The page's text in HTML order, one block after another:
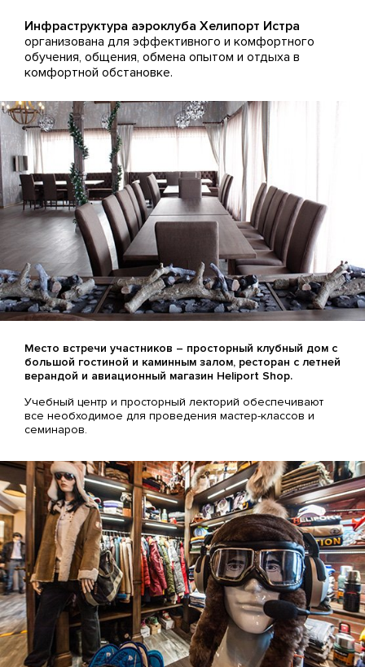
Инфраструктура аэроклуба Хелипорт Истра
организована для эффективного и комфортного
обучения, общения, обмена опытом и отдыха в
комфортной обстановке.
Место встречи участников – просторный клубный дом с
большой гостиной и каминным залом, ресторан с летней
верандой и авиационный магазин Heliport Shop.
Учебный центр и просторный лекторий обеспечивают
все необходимое для проведения мастер-классов и
семинаров.